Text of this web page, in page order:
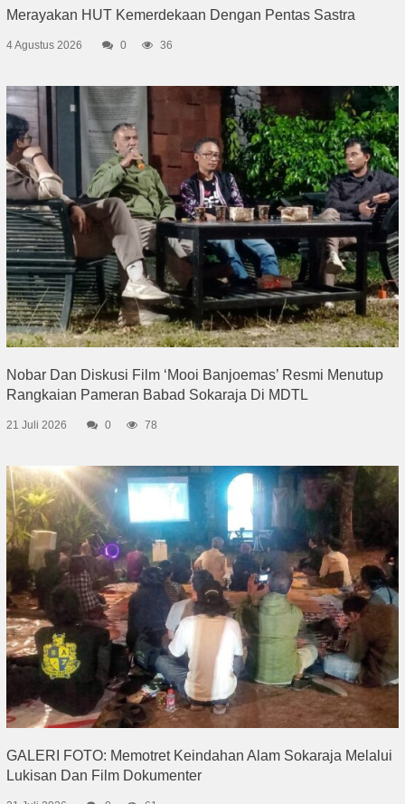
Merayakan HUT Kemerdekaan Dengan Pentas Sastra
4 Agustus 2026 0 36
Nobar Dan Diskusi Film ‘Mooi Banjoemas’ Resmi Menutup
Rangkaian Pameran Babad Sokaraja Di MDTL
21 Juli 2026 0 78
GALERI FOTO: Memotret Keindahan Alam Sokaraja Melalui
Lukisan Dan Film Dokumenter